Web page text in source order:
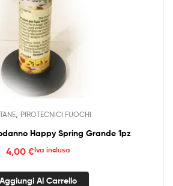
PIROTECNICI FUOCHI
Happy Spring Grande 1pz
4,00 €Iva inclusa
Aggiungi Al Carrello